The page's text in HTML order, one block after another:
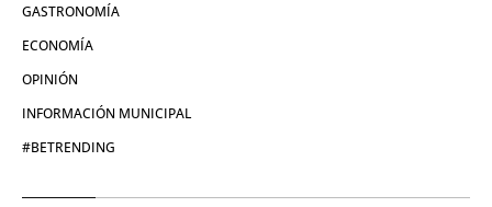
GASTRONOMÍA
ECONOMÍA
OPINIÓN
INFORMACIÓN MUNICIPAL
#BETRENDING